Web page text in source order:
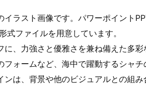
ラスト画像です。パワーポイント
式ファイルを用意しています。
に、力強さと優雅さを兼ね備えた多
ォームなど、海中で躍動するシャ
ンは、背景や他のビジュアルとの組